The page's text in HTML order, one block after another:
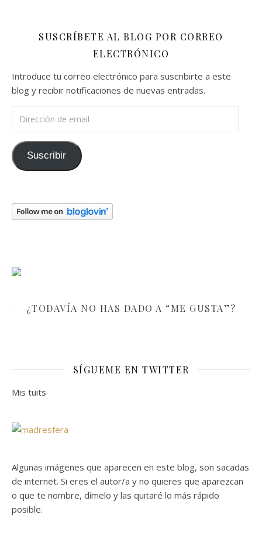
SUSCRÍBETE AL BLOG POR CORREO
ELECTRÓNICO
Introduce tu correo electrónico para suscribirte a este
blog y recibir notificaciones de nuevas entradas.
Suscribir
¿TODAVÍA NO HAS DADO A “ME GUSTA”?
SÍGUEME EN TWITTER
Mis tuits
Algunas imágenes que aparecen en este blog, son sacadas
de internet. Si eres el autor/a y no quieres que aparezcan
o que te nombre, dímelo y las quitaré lo más rápido
posible.